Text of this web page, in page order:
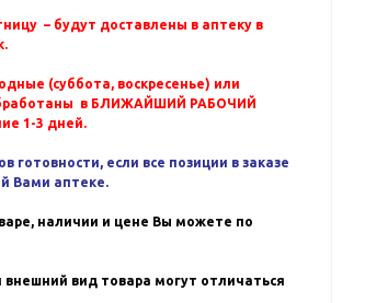
– будут доставлены в аптеку в
(суббота, воскресенье) или
в БЛИЖАЙШИЙ РАБОЧИЙ
1-3 дней.
готовности, если все позиции в заказе
Вами аптеке.
наличии и цене Вы можете по
внешний вид товара могут отличаться